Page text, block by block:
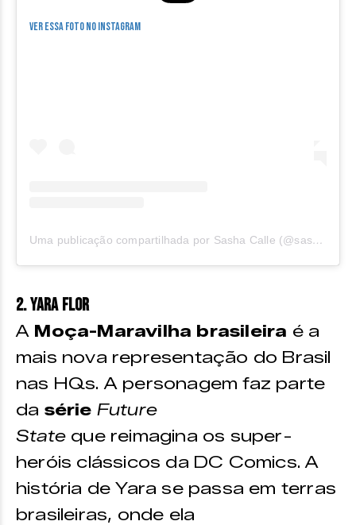
Ver essa foto no Instagram
Uma publicação compartilhada por Sasha Calle (@sashacalle)
2. Yara Flor
A Moça-Maravilha brasileira é a
mais nova representação do Brasil
nas HQs. A personagem faz parte
da série Future
State que reimagina os super-
heróis clássicos da DC Comics. A
história de Yara se passa em terras
brasileiras, onde ela